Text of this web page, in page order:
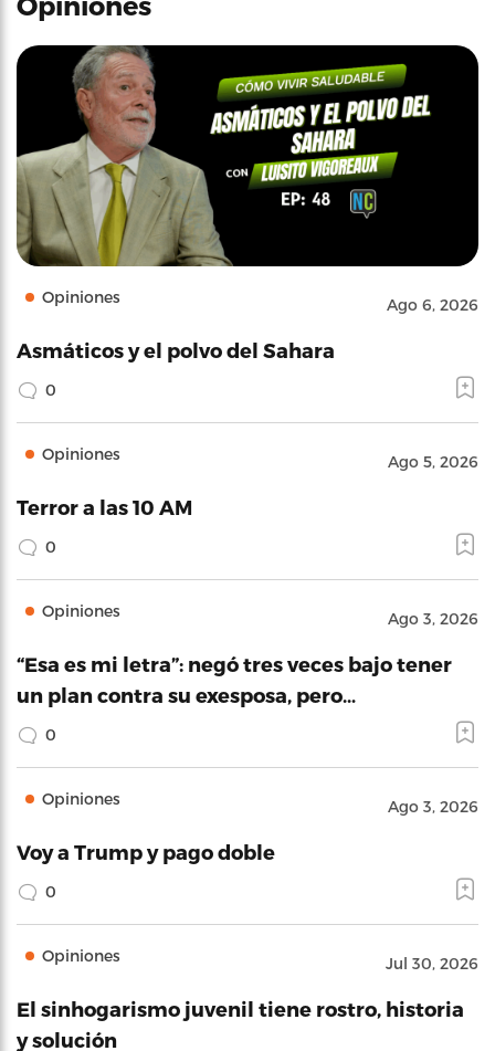
Opiniones Ago 6, 2026
Asmáticos y el polvo del Sahara
0
Opiniones Ago 5, 2026
Terror a las 10 AM
0
Opiniones Ago 3, 2026
“Esa es mi letra”: negó tres veces bajo tener
un plan contra su exesposa, pero…
0
Opiniones Ago 3, 2026
Voy a Trump y pago doble
0
Opiniones Jul 30, 2026
El sinhogarismo juvenil tiene rostro, historia
y solución